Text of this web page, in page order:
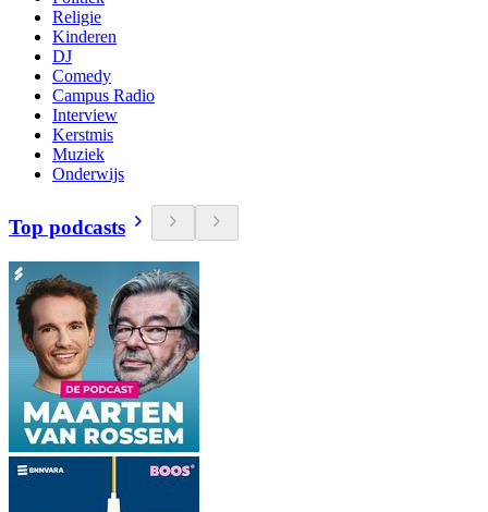
Religie
Kinderen
DJ
Comedy
Campus Radio
Interview
Kerstmis
Muziek
Onderwijs
Top podcasts